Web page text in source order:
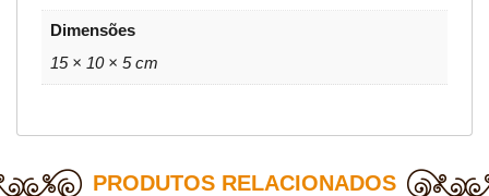
Dimensões
15 × 10 × 5 cm
PRODUTOS RELACIONADOS